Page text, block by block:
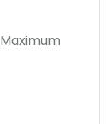
Maximum